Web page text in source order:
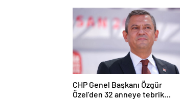
CHP Genel Başkanı Özgür
Özel’den 32 anneye tebrik